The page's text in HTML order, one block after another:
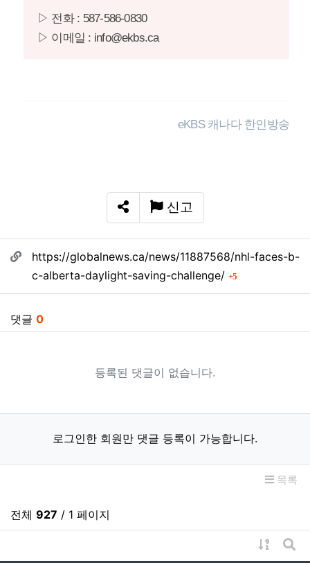
▷ 전화 : 587-586-0830
▷ 이메일 : info@ekbs.ca
eKBS 캐나다 한인방송
SNS 공유
신고
관련자료
https://globalnews.ca/news/11887568/nhl-faces-b-
c-alberta-daylight-saving-challenge/
5회 연결
댓글 0
등록된 댓글이 없습니다.
로그인한 회원만 댓글 등록이 가능합니다.
목록
전체 927 / 1 페이지
게시물
게